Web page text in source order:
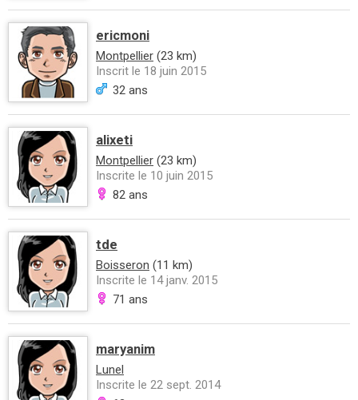
ericmoni
Montpellier (23 km)
Inscrit le 18 juin 2015
32 ans
alixeti
Montpellier (23 km)
Inscrite le 10 juin 2015
82 ans
tde
Boisseron (11 km)
Inscrite le 14 janv. 2015
71 ans
maryanim
Lunel
Inscrite le 22 sept. 2014